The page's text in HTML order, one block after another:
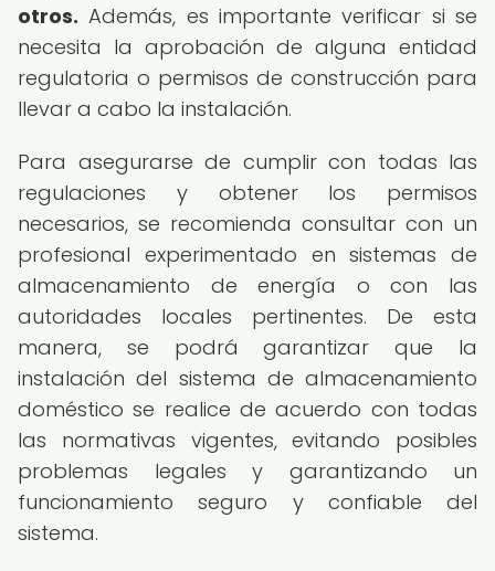
otros. Además, es importante verificar si se
necesita la aprobación de alguna entidad
regulatoria o permisos de construcción para
llevar a cabo la instalación.
Para asegurarse de cumplir con todas las
regulaciones y obtener los permisos
necesarios, se recomienda consultar con un
profesional experimentado en sistemas de
almacenamiento de energía o con las
autoridades locales pertinentes. De esta
manera, se podrá garantizar que la
instalación del sistema de almacenamiento
doméstico se realice de acuerdo con todas
las normativas vigentes, evitando posibles
problemas legales y garantizando un
funcionamiento seguro y confiable del
sistema.